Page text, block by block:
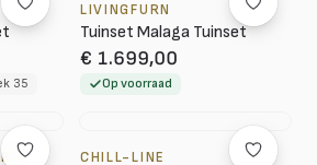
35
LIVINGFURN
Tuinset Malaga Tuinset
€ 1.699,00
Op voorraad
CHILL-LINE